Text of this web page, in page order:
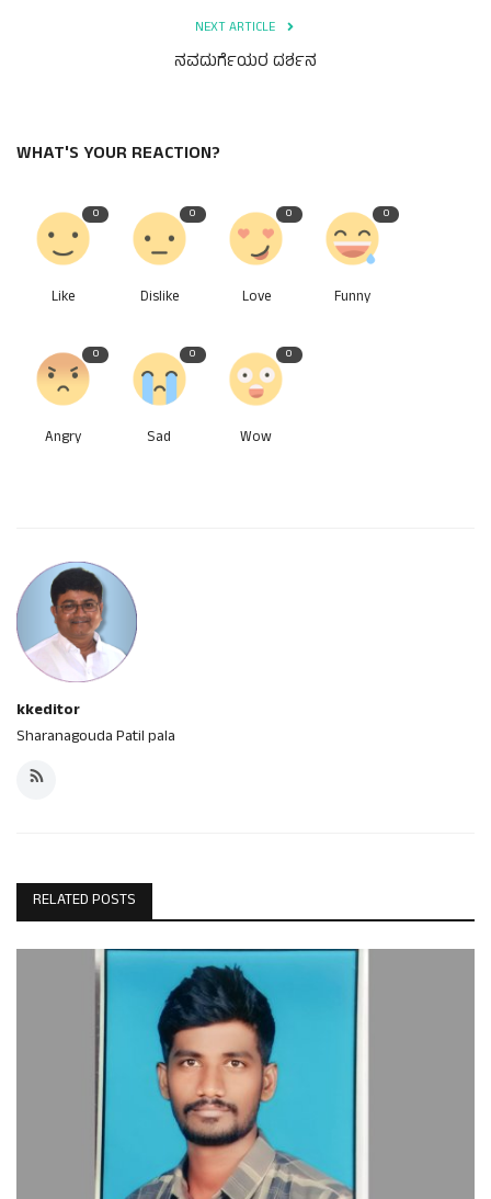
NEXT ARTICLE
ನವದುರ್ಗೆಯರ ದರ್ಶನ
WHAT'S YOUR REACTION?
0
Like
0
Dislike
0
Love
0
Funny
0
Angry
0
Sad
0
Wow
kkeditor
Sharanagouda Patil pala
RELATED POSTS